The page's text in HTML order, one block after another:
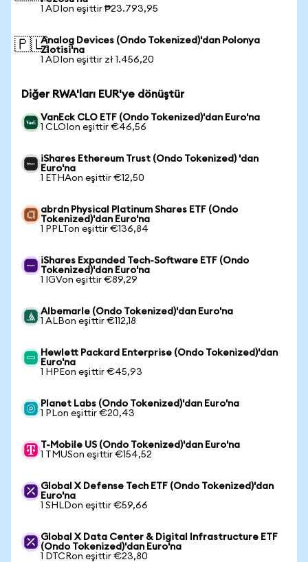
1 ADIon eşittir ₱23.793,95
🇵🇱Analog Devices (Ondo Tokenized)'dan Polonya
Zlotisi'na
1 ADIon eşittir zł 1.456,20
Diğer RWA'ları EUR'ye dönüştür
VanEck CLO ETF (Ondo Tokenized)'dan Euro'na
1 CLOIon eşittir €46,56
iShares Ethereum Trust (Ondo Tokenized) 'dan
Euro'na
1 ETHAon eşittir €12,50
abrdn Physical Platinum Shares ETF (Ondo
Tokenized)'dan Euro'na
1 PPLTon eşittir €136,84
iShares Expanded Tech-Software ETF (Ondo
Tokenized)'dan Euro'na
1 IGVon eşittir €89,29
Albemarle (Ondo Tokenized)'dan Euro'na
1 ALBon eşittir €112,18
Hewlett Packard Enterprise (Ondo Tokenized)'dan
Euro'na
1 HPEon eşittir €45,93
Planet Labs (Ondo Tokenized)'dan Euro'na
1 PLon eşittir €20,43
T-Mobile US (Ondo Tokenized)'dan Euro'na
1 TMUSon eşittir €154,52
Global X Defense Tech ETF (Ondo Tokenized)'dan
Euro'na
1 SHLDon eşittir €59,66
Global X Data Center & Digital Infrastructure ETF
(Ondo Tokenized)'dan Euro'na
1 DTCRon eşittir €23,80